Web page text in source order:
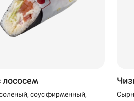
лососем
соус фирменный,